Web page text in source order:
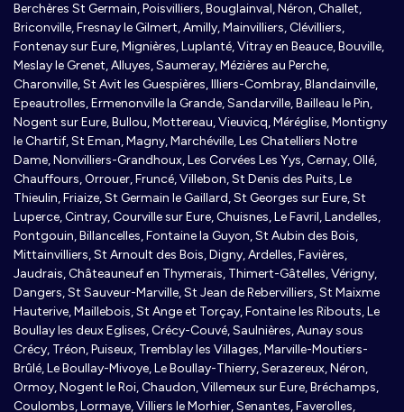
Berchères St Germain, Poisvilliers, Bouglainval, Néron, Challet,
Briconville, Fresnay le Gilmert, Amilly, Mainvilliers, Clévilliers,
Fontenay sur Eure, Mignières, Luplanté, Vitray en Beauce, Bouville,
Meslay le Grenet, Alluyes, Saumeray, Mézières au Perche,
Charonville, St Avit les Guespières, Illiers-Combray, Blandainville,
Epeautrolles, Ermenonville la Grande, Sandarville, Bailleau le Pin,
Nogent sur Eure, Bullou, Mottereau, Vieuvicq, Méréglise, Montigny
le Chartif, St Eman, Magny, Marchéville, Les Chatelliers Notre
Dame, Nonvilliers-Grandhoux, Les Corvées Les Yys, Cernay, Ollé,
Chauffours, Orrouer, Fruncé, Villebon, St Denis des Puits, Le
Thieulin, Friaize, St Germain le Gaillard, St Georges sur Eure, St
Luperce, Cintray, Courville sur Eure, Chuisnes, Le Favril, Landelles,
Pontgouin, Billancelles, Fontaine la Guyon, St Aubin des Bois,
Mittainvilliers, St Arnoult des Bois, Digny, Ardelles, Favières,
Jaudrais, Châteauneuf en Thymerais, Thimert-Gâtelles, Vérigny,
Dangers, St Sauveur-Marville, St Jean de Rebervilliers, St Maixme
Hauterive, Maillebois, St Ange et Torçay, Fontaine les Ribouts, Le
Boullay les deux Eglises, Crécy-Couvé, Saulnières, Aunay sous
Crécy, Tréon, Puiseux, Tremblay les Villages, Marville-Moutiers-
Brûlé, Le Boullay-Mivoye, Le Boullay-Thierry, Serazereux, Néron,
Ormoy, Nogent le Roi, Chaudon, Villemeux sur Eure, Bréchamps,
Coulombs, Lormaye, Villiers le Morhier, Senantes, Faverolles,